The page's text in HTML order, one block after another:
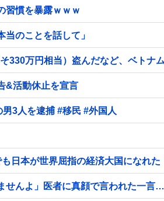
習慣を暴露ｗｗｗ
のことを話して」
330万円相当）盗んだなど、ベト
&活動休止を宣言
【ヤバい】100件以上の窃盗をしたトルコ国籍の男3人を逮捕 #移民 #外国人
日本が世界屈指の経済大国になれた
せんよ」医者に真顔で言われた一言…